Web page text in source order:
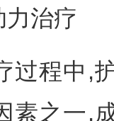
治疗
程中,护
素之一,